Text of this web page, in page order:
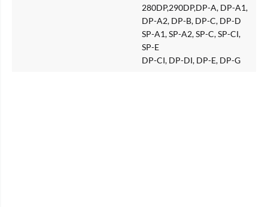
280DP,290DP,DP-A, DP-A1,
DP-A2, DP-B, DP-C, DP-D
SP-A1, SP-A2, SP-C, SP-CI,
SP-E
DP-CI, DP-DI, DP-E, DP-G